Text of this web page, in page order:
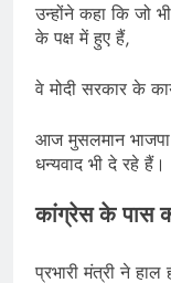
उन्होंने कहा कि जो
के पक्ष में हुए हैं,
वे मोदी सरकार के
आज मुसलमान
धन्यवाद भी दे रहे हैं।
कांग्रेस के पास
प्रभारी मंत्री ने